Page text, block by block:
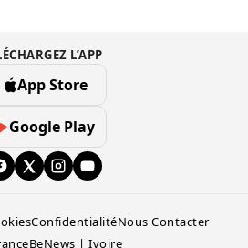
L’APP
App Store
Google Play
ConfidentialitéNous Contacter
BeNews | Ivoire